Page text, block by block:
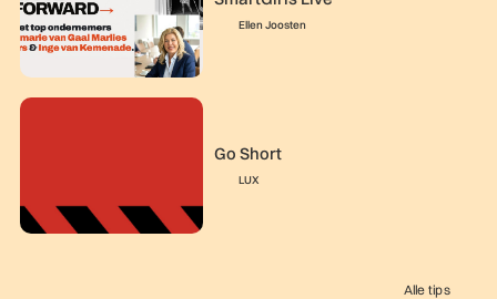
Ellen Joosten
Go Short
LUX
Alle tips